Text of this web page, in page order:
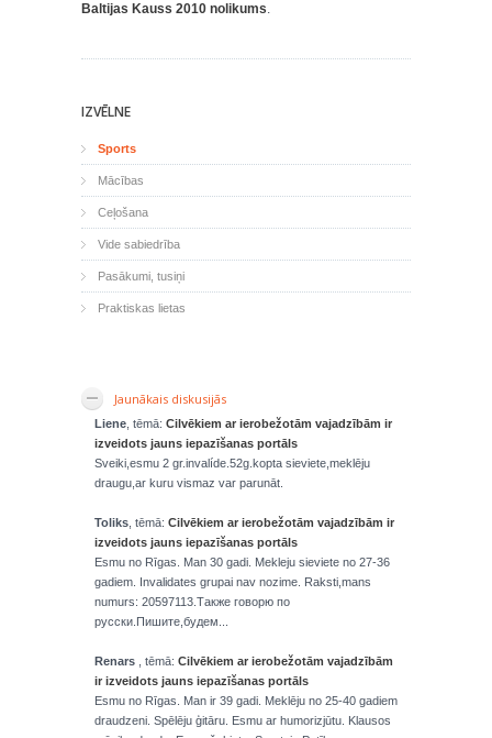
Baltijas Kauss 2010 nolikums.
IZVĒLNE
Sports
Mācības
Ceļošana
Vide sabiedrība
Pasākumi, tusiņi
Praktiskas lietas
Jaunākais diskusijās
Liene , tēmā: Cilvēkiem ar ierobežotām vajadzībām ir
izveidots jauns iepazīšanas portāls
Sveiki,esmu 2 gr.invalíde.52g.kopta sieviete,meklēju
draugu,ar kuru vismaz var parunāt.
Toliks , tēmā: Cilvēkiem ar ierobežotām vajadzībām ir
izveidots jauns iepazīšanas portāls
Esmu no Rīgas. Man 30 gadi. Mekleju sieviete no 27-36
gadiem. Invalidates grupai nav nozime. Raksti,mans
numurs: 20597113.Также говорю по
русски.Пишите,будем...
Renars , tēmā: Cilvēkiem ar ierobežotām vajadzībām
ir izveidots jauns iepazīšanas portāls
Esmu no Rīgas. Man ir 39 gadi. Meklēju no 25-40 gadiem
draudzeni. Spēlēju ģitāru. Esmu ar humorizjūtu. Klausos